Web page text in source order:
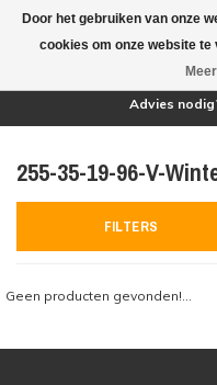
Advies
255-35-19-96-V-
FILTERS
Geen producten gevonden!...
Door het gebruiken van onze
cookies om onze website te